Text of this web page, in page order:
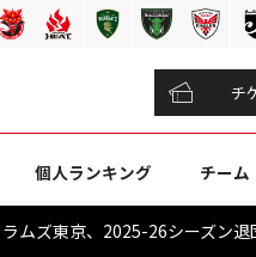
チ
個人ランキング チーム
ムズ東京、2025-26シーズン